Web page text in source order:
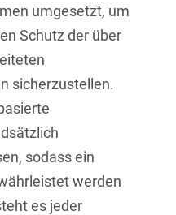
umgesetzt, um
Schutz der über
sicherzustellen.
sodass ein
werden
es jeder